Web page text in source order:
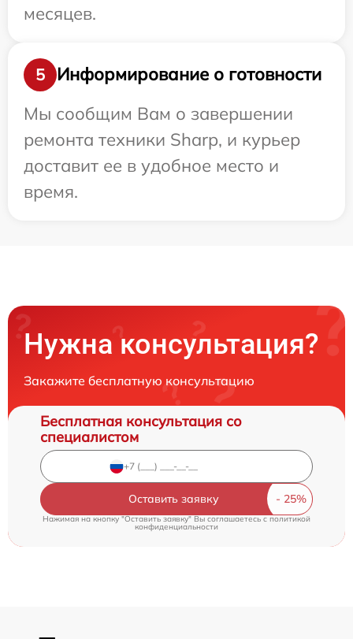
месяцев.
5
Информирование о готовности
Мы сообщим Вам о завершении
ремонта техники Sharp, и курьер
доставит ее в удобное место и
время.
Нужна консультация?
Закажите бесплатную консультацию
Бесплатная консультация со
специалистом
Оставить заявку
Нажимая на кнопку "Оставить заявку" Вы соглашаетесь cполитикой
конфиденциальности